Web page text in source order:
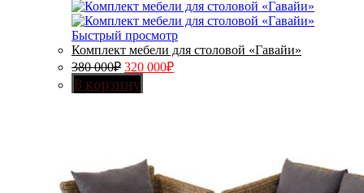
Быстрый просмотр
Комплект мебели для столовой «Гавайи»
380 000₽ 320 000₽
В корзину